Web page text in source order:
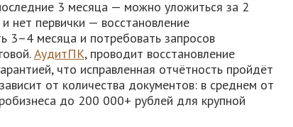
3 месяца — можно уложиться за 2
нет первички — восстановление
3–4 месяца и потребовать запросов
АудитПК, проводит восстановление
что исправленная отчётность пройдёт
от количества документов: в среднем от
до 200 000+ рублей для крупной